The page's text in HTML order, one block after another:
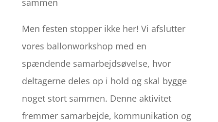
sammen
Men festen stopper ikke her! Vi afslutter
vores ballonworkshop med en
spændende samarbejdsøvelse, hvor
deltagerne deles op i hold og skal bygge
noget stort sammen. Denne aktivitet
fremmer samarbejde, kommunikation og